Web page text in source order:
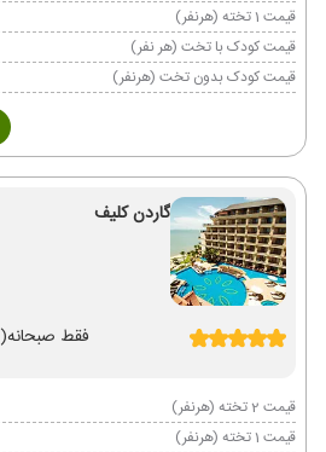
قیمت 1 تخته (هرنفر)
قیمت کودک با تخت (هر نفر)
قیمت کودک بدون تخت (هرنفر)
گاردن کلیف
فقط صبحانه(BB)
قیمت 2 تخته (هرنفر)
قیمت 1 تخته (هرنفر)